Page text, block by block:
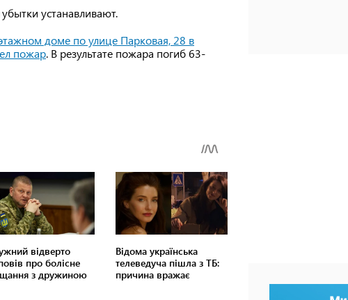
устанавливают.
доме по улице Парковая, 28 в
пожар. В результате пожара погиб 63-